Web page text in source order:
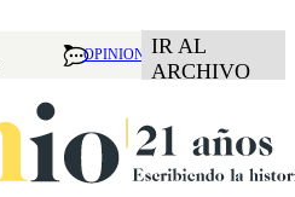
OPINION IR AL
ARCHIVO